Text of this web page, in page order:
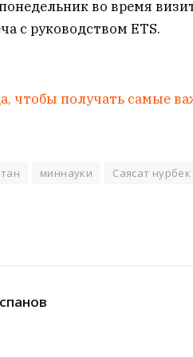
во время
с руководством ETS.
чтобы получать самые
миннауки Саясат нурбек